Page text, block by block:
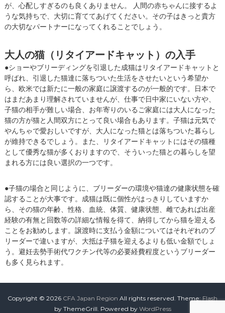
が、心配しすぎるのも良くありません。 人間の赤ちゃんに接するよ
うな気持ちで、大切に育ててあげてください。その子はきっと貴方
の大切なパートナーになってくれることでしょう。
大人の猫（リタイアードキャット）の入手
●ショーやブリーディングを引退した成猫はリタイアードキャットと
呼ばれ、引退した猫達に落ちついた生活をさせたいという希望か
ら、欧米では新たに一般の家庭に譲渡するのが一般的です。日本で
はまだあまり理解されていませんが、仕事で日中家にいない方や、
子猫の相手が難しい場合、お年寄りのいるご家庭には大人になった
猫の方が猫と人間双方にとって良い場合もあります。子猫は元気で
やんちゃで愛おしいですが、大人になった猫とは落ちついた暮らし
が維持できるでしょう。また、リタイアードキャットにはその猫種
として優秀な猫が多くおりますので、そういった猫との暮らしを望
まれる方には良い選択の一つです。
●子猫の場合と同じように、ブリーダーの環境や猫達の健康状態を確
認することが大事です。成猫は既に個性がはっきりしていますか
ら、その猫の年齢、性格、血統、体質、健康状態、雌であれば出産
経験の有無と回数等の詳細な情報を得て、納得してから猫を迎える
ことをお勧めします。譲渡時に支払う金額についてはそれぞれのブ
リーダーで違いますが、大抵は子猫を迎えるよりも低い金額でしょ
う。避妊去勢手術代ワクチン代等の必要経費程度というブリーダー
も多く見られます。
Copyright © 2026 CFA Japan Region All rights reserved. Theme:Flash
by ThemeGrill. Powered by WordPress